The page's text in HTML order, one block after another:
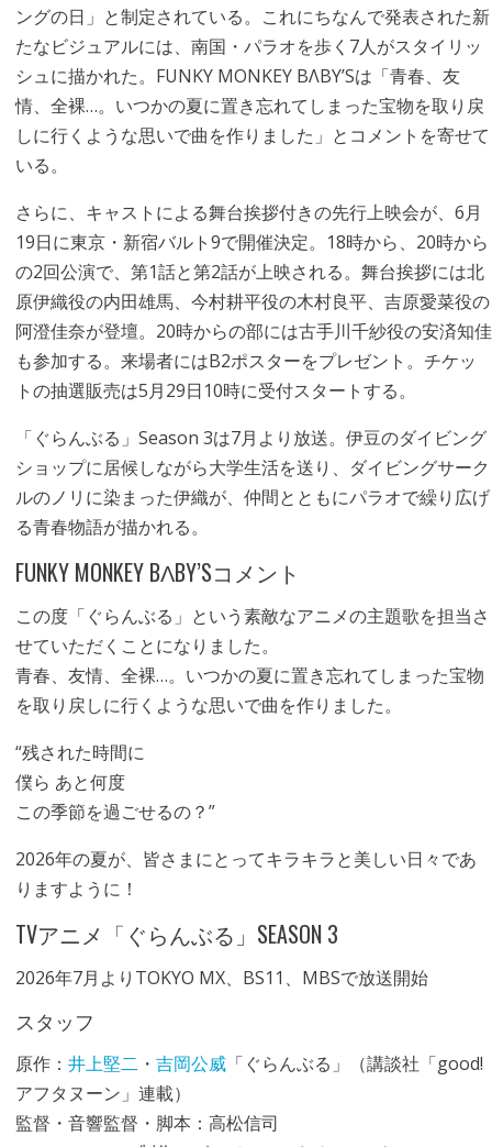
ングの日」と制定されている。これにちなんで発表された新
たなビジュアルには、南国・パラオを歩く7人がスタイリッ
シュに描かれた。FUNKY MONKEY BΛBY’Sは「青春、友
情、全裸…。いつかの夏に置き忘れてしまった宝物を取り戻
しに行くような思いで曲を作りました」とコメントを寄せて
いる。
さらに、キャストによる舞台挨拶付きの先行上映会が、6月
19日に東京・新宿バルト9で開催決定。18時から、20時から
の2回公演で、第1話と第2話が上映される。舞台挨拶には北
原伊織役の内田雄馬、今村耕平役の木村良平、吉原愛菜役の
阿澄佳奈が登壇。20時からの部には古手川千紗役の安済知佳
も参加する。来場者にはB2ポスターをプレゼント。チケッ
トの抽選販売は5月29日10時に受付スタートする。
「ぐらんぶる」Season 3は7月より放送。伊豆のダイビング
ショップに居候しながら大学生活を送り、ダイビングサーク
ルのノリに染まった伊織が、仲間とともにパラオで繰り広げ
る青春物語が描かれる。
FUNKY MONKEY BΛBY’Sコメント
この度「ぐらんぶる」という素敵なアニメの主題歌を担当さ
せていただくことになりました。
青春、友情、全裸…。いつかの夏に置き忘れてしまった宝物
を取り戻しに行くような思いで曲を作りました。
“残された時間に
僕ら あと何度
この季節を過ごせるの？”
2026年の夏が、皆さまにとってキラキラと美しい日々であ
りますように！
TVアニメ「ぐらんぶる」SEASON 3
2026年7月よりTOKYO MX、BS11、MBSで放送開始
スタッフ
原作： 井上堅二・ 吉岡公威「ぐらんぶる」（講談社「good!
アフタヌーン」連載）
監督・音響監督・脚本：高松信司